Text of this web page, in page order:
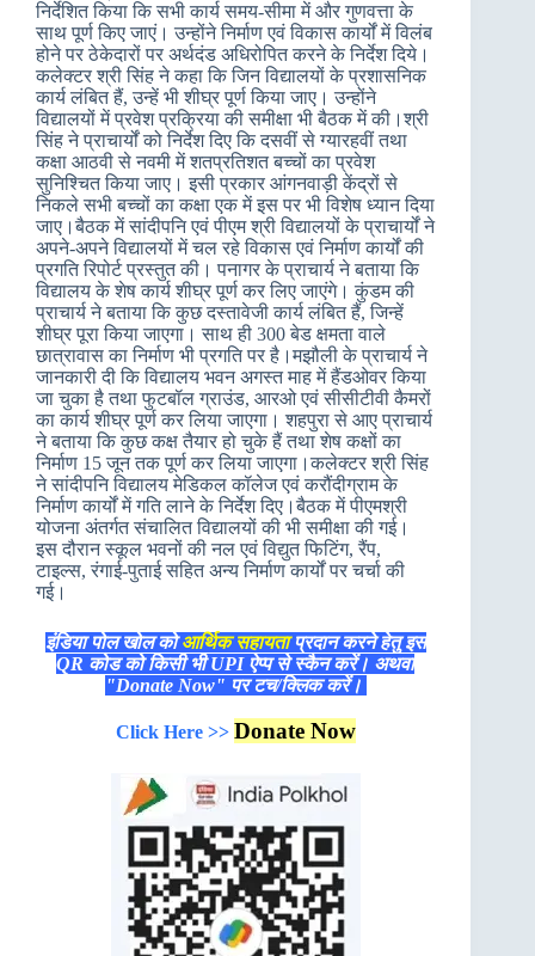
निर्देशित किया कि सभी कार्य समय-सीमा में और गुणवत्ता के
साथ पूर्ण किए जाएं। उन्होंने निर्माण एवं विकास कार्यों में विलंब
होने पर ठेकेदारों पर अर्थदंड अधिरोपित करने के निर्देश दिये।
कलेक्टर श्री सिंह ने कहा कि जिन विद्यालयों के प्रशासनिक
कार्य लंबित हैं, उन्हें भी शीघ्र पूर्ण किया जाए। उन्होंने
विद्यालयों में प्रवेश प्रक्रिया की समीक्षा भी बैठक में की।श्री
सिंह ने प्राचार्यों को निर्देश दिए कि दसवीं से ग्यारहवीं तथा
कक्षा आठवी से नवमी में शतप्रतिशत बच्चों का प्रवेश
सुनिश्चित किया जाए। इसी प्रकार आंगनवाड़ी केंद्रों से
निकले सभी बच्चों का कक्षा एक में इस पर भी विशेष ध्यान दिया
जाए।बैठक में सांदीपनि एवं पीएम श्री विद्यालयों के प्राचार्यों ने
अपने-अपने विद्यालयों में चल रहे विकास एवं निर्माण कार्यों की
प्रगति रिपोर्ट प्रस्तुत की। पनागर के प्राचार्य ने बताया कि
विद्यालय के शेष कार्य शीघ्र पूर्ण कर लिए जाएंगे। कुंडम की
प्राचार्य ने बताया कि कुछ दस्तावेजी कार्य लंबित हैं, जिन्हें
शीघ्र पूरा किया जाएगा। साथ ही 300 बेड क्षमता वाले
छात्रावास का निर्माण भी प्रगति पर है।मझौली के प्राचार्य ने
जानकारी दी कि विद्यालय भवन अगस्त माह में हैंडओवर किया
जा चुका है तथा फुटबॉल ग्राउंड, आरओ एवं सीसीटीवी कैमरों
का कार्य शीघ्र पूर्ण कर लिया जाएगा। शहपुरा से आए प्राचार्य
ने बताया कि कुछ कक्ष तैयार हो चुके हैं तथा शेष कक्षों का
निर्माण 15 जून तक पूर्ण कर लिया जाएगा।कलेक्टर श्री सिंह
ने सांदीपनि विद्यालय मेडिकल कॉलेज एवं करौंदीग्राम के
निर्माण कार्यों में गति लाने के निर्देश दिए।बैठक में पीएमश्री
योजना अंतर्गत संचालित विद्यालयों की भी समीक्षा की गई।
इस दौरान स्कूल भवनों की नल एवं विद्युत फिटिंग, रैंप,
टाइल्स, रंगाई-पुताई सहित अन्य निर्माण कार्यों पर चर्चा की
गई।
इंडिया पोल खोल कोआर्थिक सहायताप्रदान करने हेतु इस
QR कोड को किसी भी UPI ऐप्प से स्कैन करें। अथवा
"Donate Now" पर टच/क्लिक करें।
Click Here >> Donate Now